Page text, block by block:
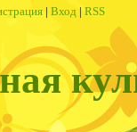
| Вход | RSS